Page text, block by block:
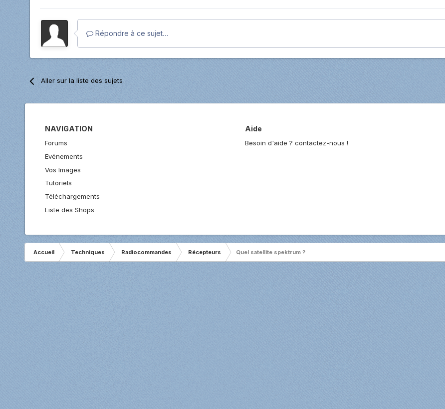
Répondre à ce sujet…
Aller sur la liste des sujets
NAVIGATION
Forums
Evénements
Vos Images
Tutoriels
Téléchargements
Liste des Shops
Aide
Besoin d'aide ? contactez-nous !
Accueil Techniques Radiocommandes Récepteurs Quel satellite spektrum ?